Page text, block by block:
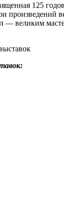
125
— великим